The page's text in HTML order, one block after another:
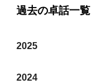
過去の卓話一覧
2025
2024